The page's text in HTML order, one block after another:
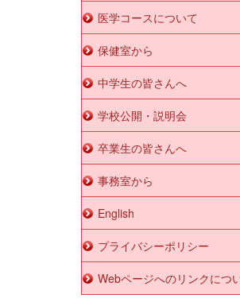
医学コースについて
保健室から
中学生の皆さんへ
学校公開・説明会
卒業生の皆さんへ
事務室から
English
プライバシーポリシー
Webページへのリンクにつ